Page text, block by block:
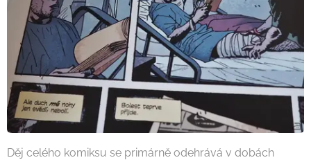
Děj celého komiksu se primárně odehrává v dobách